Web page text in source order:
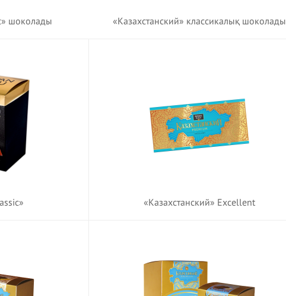
шоколады «Казахстанский» классикалық шоколады
«Казахстанский» Excellent